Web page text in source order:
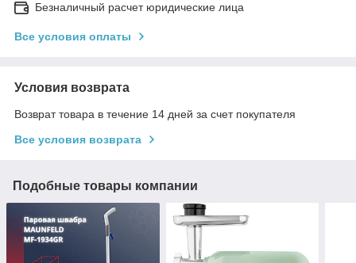
Безналичный расчет юридические лица
Все условия оплаты
Условия возврата
Возврат товара в течение 14 дней за счет покупателя
Все условия возврата
Подобные товары компании